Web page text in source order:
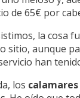
de 65€ por
la cosa
sitio, aunque
han
los calamares